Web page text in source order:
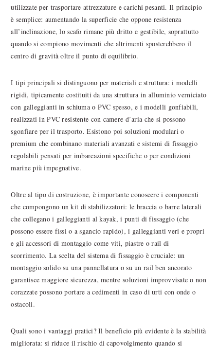
utilizzate per trasportare attrezzature e carichi pesanti. Il principio
è semplice: aumentando la superficie che oppone resistenza
all’inclinazione, lo scafo rimane più dritto e gestibile, soprattutto
quando si compiono movimenti che altrimenti sposterebbero il
centro di gravità oltre il punto di equilibrio.
I tipi principali si distinguono per materiali e struttura: i modelli
rigidi, tipicamente costituiti da una struttura in alluminio verniciato
con galleggianti in schiuma o PVC spesso, e i modelli gonfiabili,
realizzati in PVC resistente con camere d’aria che si possono
sgonfiare per il trasporto. Esistono poi soluzioni modulari o
premium che combinano materiali avanzati e sistemi di fissaggio
regolabili pensati per imbarcazioni specifiche o per condizioni
marine più impegnative.
Oltre al tipo di costruzione, è importante conoscere i componenti
che compongono un kit di stabilizzatori: le braccia o barre laterali
che collegano i galleggianti al kayak, i punti di fissaggio (che
possono essere fissi o a sgancio rapido), i galleggianti veri e propri
e gli accessori di montaggio come viti, piastre o rail di
scorrimento. La scelta del sistema di fissaggio è cruciale: un
montaggio solido su una pannellatura o su un rail ben ancorato
garantisce maggiore sicurezza, mentre soluzioni improvvisate o non
corazzate possono portare a cedimenti in caso di urti con onde o
ostacoli.
Quali sono i vantaggi pratici? Il beneficio più evidente è la stabilità
migliorata: si riduce il rischio di capovolgimento quando si